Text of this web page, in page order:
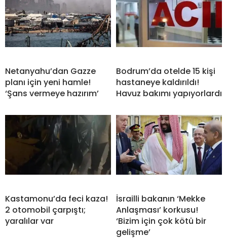
Netanyahu’dan Gazze
planı için yeni hamle!
‘Şans vermeye hazırım’
Bodrum’da otelde 15 kişi
hastaneye kaldırıldı!
Havuz bakımı yapıyorlardı
Kastamonu’da feci kaza!
2 otomobil çarpıştı;
yaralılar var
İsrailli bakanın ‘Mekke
Anlaşması’ korkusu!
‘Bizim için çok kötü bir
gelişme’